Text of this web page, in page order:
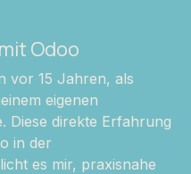
Odoo
vor 15 Jahren, als
eigenen
Diese direkte Erfahrung
in der
es mir, praxisnahe